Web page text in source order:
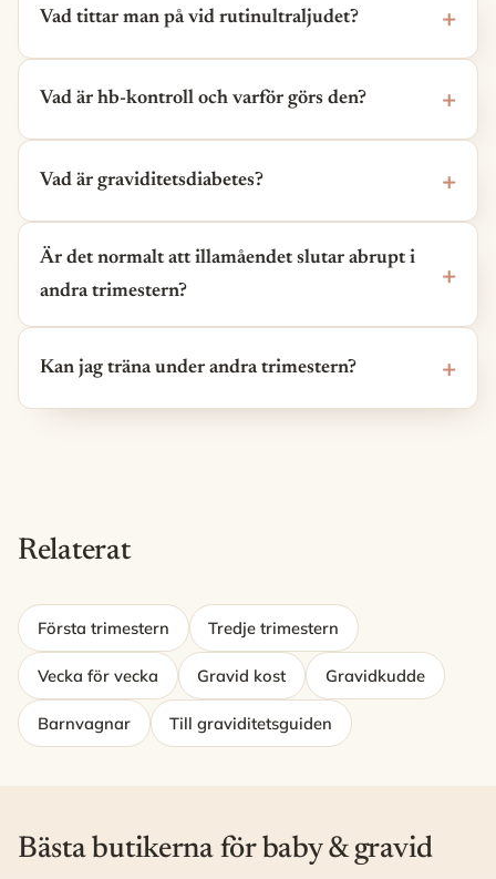
Vad tittar man på vid rutinultraljudet?
Vad är hb-kontroll och varför görs den?
Vad är graviditetsdiabetes?
Är det normalt att illamåendet slutar abrupt i
andra trimestern?
Kan jag träna under andra trimestern?
Relaterat
Första trimestern Tredje trimestern
Vecka för vecka Gravid kost Gravidkudde
Barnvagnar Till graviditetsguiden
Bästa butikerna för baby & gravid